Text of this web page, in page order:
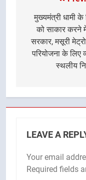
navigation
मुख्यमंत्री धामी के
को साकार करने
सरकार, मसूरी
परियोजना के लिए
स्थलीय
LEAVE A
Your email
Required fields